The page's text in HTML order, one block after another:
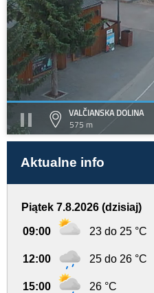
VALČIANSKA DOLINA
575 m
Aktualne info
Piątek 7.8.2026 (dzisiaj)
09:00 23 do 25 °C
12:00 25 do 26 °C
15:00 26 °C